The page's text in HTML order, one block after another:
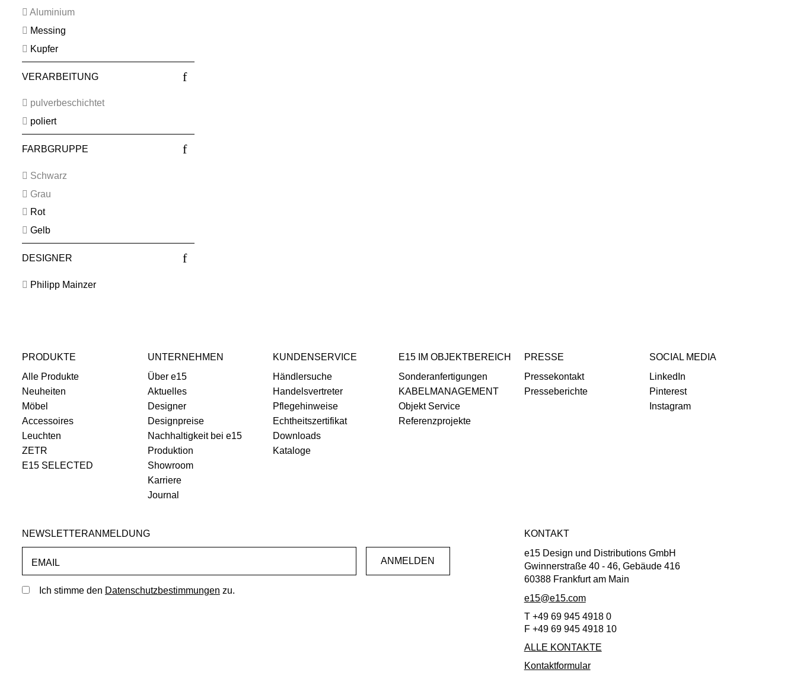
Aluminium
Messing
Kupfer
VERARBEITUNG
pulverbeschichtet
poliert
FARBGRUPPE
Schwarz
Grau
Rot
Gelb
DESIGNER
Philipp Mainzer
PRODUKTE
Alle Produkte
Neuheiten
Möbel
Accessoires
Leuchten
ZETR
E15 SELECTED
UNTERNEHMEN
Über e15
Aktuelles
Designer
Designpreise
Nachhaltigkeit bei e15
Produktion
Showroom
Karriere
Journal
KUNDENSERVICE
Händlersuche
Handelsvertreter
Pflegehinweise
Echtheitszertifikat
Downloads
Kataloge
E15 IM OBJEKTBEREICH
Sonderanfertigungen
KABELMANAGEMENT
Objekt Service
Referenzprojekte
PRESSE
Pressekontakt
Presseberichte
SOCIAL MEDIA
LinkedIn
Pinterest
Instagram
NEWSLETTERANMELDUNG
EMAIL
Ich stimme den Datenschutzbestimmungen zu.
KONTAKT
e15 Design und Distributions GmbH
Gwinnerstraße 40 - 46, Gebäude 416
60388 Frankfurt am Main
e15@e15.com
T +49 69 945 4918 0
F +49 69 945 4918 10
ALLE KONTAKTE
Kontaktformular